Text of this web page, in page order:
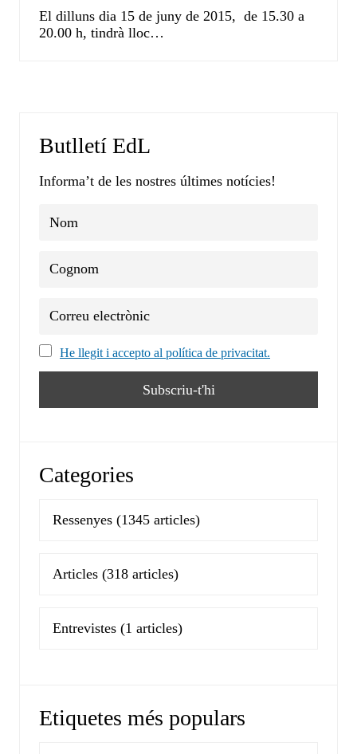
El dilluns dia 15 de juny de 2015, de 15.30 a
20.00 h, tindrà lloc…
Butlletí EdL
Informa’t de les nostres últimes notícies!
He llegit i accepto al política de privacitat.
Categories
Ressenyes (1345 articles)
Articles (318 articles)
Entrevistes (1 articles)
Etiquetes més populars